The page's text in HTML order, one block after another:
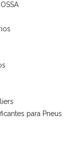
para Pneus